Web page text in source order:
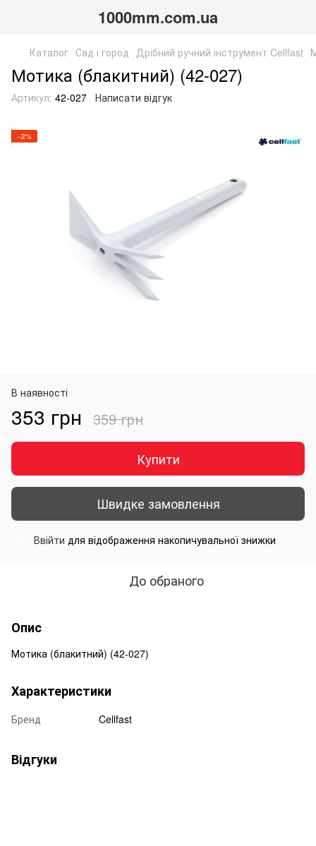
1000mm.com.ua
Каталог Сад і город Дрібний ручний інструмент Cellfast
Мотика (блакитний) (42-027)
Артикул: 42-027 Написати відгук
−2%
В наявності
353 грн 359 грн
Купити
Швидке замовлення
Ввійти для відображення накопичувальної знижки
До обраного
Опис
Мотика (блакитний) (42-027)
Характеристики
Бренд Cellfast
Відгуки